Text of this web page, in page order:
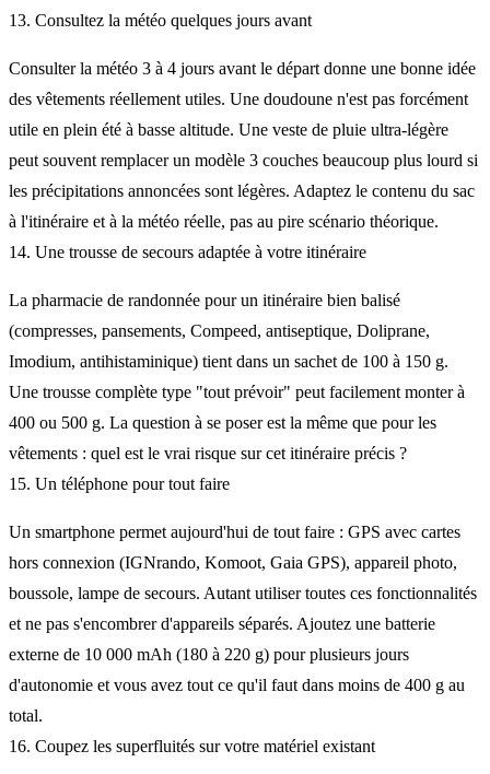
13. Consultez la météo quelques jours avant
Consulter la météo 3 à 4 jours avant le départ donne une bonne idée
des vêtements réellement utiles. Une doudoune n'est pas forcément
utile en plein été à basse altitude. Une veste de pluie ultra-légère
peut souvent remplacer un modèle 3 couches beaucoup plus lourd si
les précipitations annoncées sont légères. Adaptez le contenu du sac
à l'itinéraire et à la météo réelle, pas au pire scénario théorique.
14. Une trousse de secours adaptée à votre itinéraire
La pharmacie de randonnée pour un itinéraire bien balisé
(compresses, pansements, Compeed, antiseptique, Doliprane,
Imodium, antihistaminique) tient dans un sachet de 100 à 150 g.
Une trousse complète type "tout prévoir" peut facilement monter à
400 ou 500 g. La question à se poser est la même que pour les
vêtements : quel est le vrai risque sur cet itinéraire précis ?
15. Un téléphone pour tout faire
Un smartphone permet aujourd'hui de tout faire : GPS avec cartes
hors connexion (IGNrando, Komoot, Gaia GPS), appareil photo,
boussole, lampe de secours. Autant utiliser toutes ces fonctionnalités
et ne pas s'encombrer d'appareils séparés. Ajoutez une batterie
externe de 10 000 mAh (180 à 220 g) pour plusieurs jours
d'autonomie et vous avez tout ce qu'il faut dans moins de 400 g au
total.
16. Coupez les superfluités sur votre matériel existant